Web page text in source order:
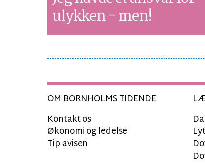
ulykken - men!
OM BORNHOLMS TIDENDE
Kontakt os
Økonomi og ledelse
Tip avisen